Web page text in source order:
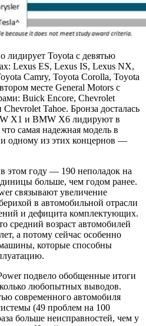
лидирует Toyota с девятью
Lexus ES, Lexus IS, Lexus NX,
Camry, Toyota Corolla, Toyota
месте General Motors с
Buick Encore, Chevrolet
Tahoe. Бронза досталась
X1 и BMW X6 лидируют в
самая надежная модель в
одному из этих концернов —
этом году — 190 неполадок на
больше, чем годом ранее.
связывают увеличение
в автомобильной отрасли
и дефицита комплектующих.
средний возраст автомобилей
а потому сейчас особенно
которые способны
подвело обобщенные итоги
любопытных выводов.
современного автомобиля
(49 проблем на 100
больше неисправностей, чем у